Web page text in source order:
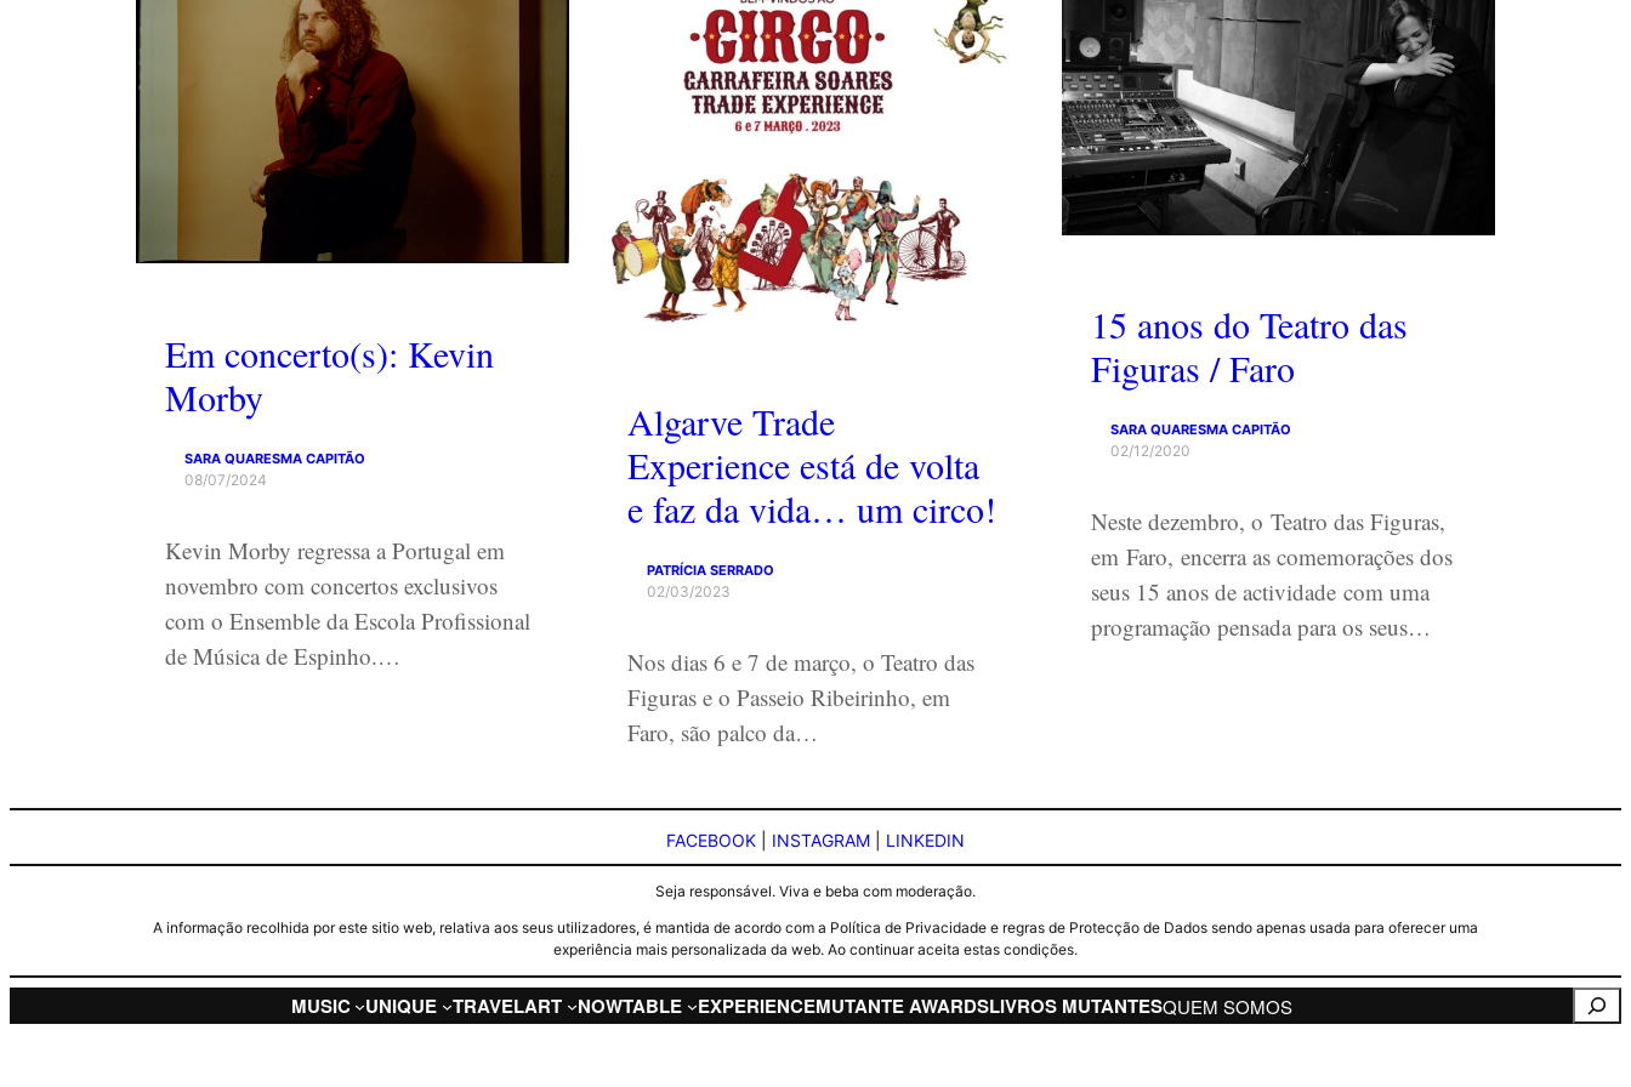
Em concerto(s): Kevin
Morby
SARA QUARESMA CAPITÃO
08/07/2024
Kevin Morby regressa a Portugal em
novembro com concertos exclusivos
com o Ensemble da Escola Profissional
de Música de Espinho.…
Algarve Trade
Experience está de volta
e faz da vida… um circo!
PATRÍCIA SERRADO
02/03/2023
Nos dias 6 e 7 de março, o Teatro das
Figuras e o Passeio Ribeirinho, em
Faro, são palco da…
15 anos do Teatro das
Figuras / Faro
SARA QUARESMA CAPITÃO
02/12/2020
Neste dezembro, o Teatro das Figuras,
em Faro, encerra as comemorações dos
seus 15 anos de actividade com uma
programação pensada para os seus…
FACEBOOK INSTAGRAM LINKEDIN
Seja responsável. Viva e beba com moderação.
A informação recolhida por este sitio web, relativa aos seus utilizadores, é mantida de acordo com a Política de Privacidade e regras de Protecção de Dados sendo apenas usada para oferecer uma
experiência mais personalizada da web. Ao continuar aceita estas condições.
MUSIC UNIQUE TRAVELART NOWTABLE EXPERIENCEMUTANTE AWARDSLIVROS MUTANTESQUEM SOMOS